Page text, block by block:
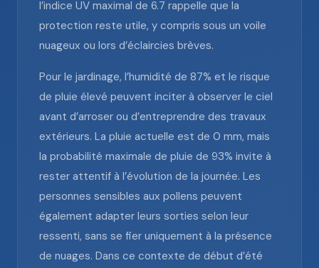
l’indice UV maximal de 6.7 rappelle que la
protection reste utile, y compris sous un voile
nuageux ou lors d’éclaircies brèves.
Pour le jardinage, l’humidité de 87% et le risque
de pluie élevé peuvent inciter à observer le ciel
avant d’arroser ou d’entreprendre des travaux
extérieurs. La pluie actuelle est de 0 mm, mais
la probabilité maximale de pluie de 93% invite à
rester attentif à l’évolution de la journée. Les
personnes sensibles aux pollens peuvent
également adapter leurs sorties selon leur
ressenti, sans se fier uniquement à la présence
de nuages. Dans ce contexte de début d’été